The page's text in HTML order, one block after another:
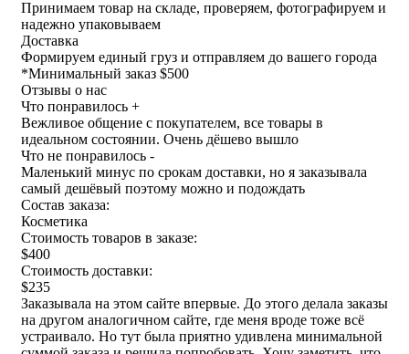
Принимаем товар на складе, проверяем, фотографируем и
надежно упаковываем
Доставка
Формируем единый груз и отправляем до вашего города
*Минимальный заказ $500
Отзывы о нас
Что понравилось +
Вежливое общение с покупателем, все товары в
идеальном состоянии. Очень дёшево вышло
Что не понравилось -
Маленький минус по срокам доставки, но я заказывала
самый дешёвый поэтому можно и подождать
Состав заказа:
Косметика
Стоимость товаров в заказе:
$400
Стоимость доставки:
$235
Заказывала на этом сайте впервые. До этого делала заказы
на другом аналогичном сайте, где меня вроде тоже всё
устраивало. Но тут была приятно удивлена минимальной